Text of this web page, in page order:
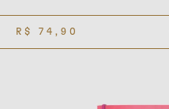
R$ 74,90